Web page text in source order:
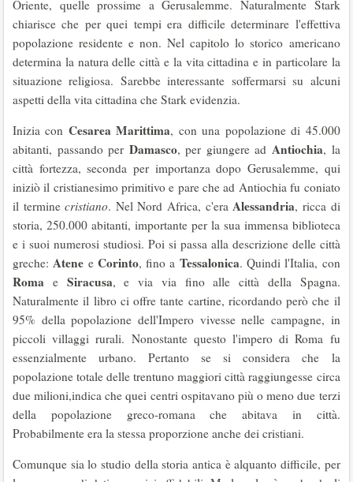
Oriente, quelle prossime a Gerusalemme. Naturalmente Stark
chiarisce che per quei tempi era difficile determinare l'effettiva
popolazione residente e non. Nel capitolo lo storico americano
determina la natura delle città e la vita cittadina e in particolare la
situazione religiosa. Sarebbe interessante soffermarsi su alcuni
aspetti della vita cittadina che Stark evidenzia.
Inizia con Cesarea Marittima, con una popolazione di 45.000
abitanti, passando per Damasco, per giungere ad Antiochia, la
città fortezza, seconda per importanza dopo Gerusalemme, qui
iniziò il cristianesimo primitivo e pare che ad Antiochia fu coniato
il terminecristiano. Nel Nord Africa, c'eraAlessandria, ricca di
storia, 250.000 abitanti, importante per la sua immensa biblioteca
e i suoi numerosi studiosi. Poi si passa alla descrizione delle città
greche: Atene e Corinto, fino a Tessalonica. Quindi l'Italia, con
Roma e Siracusa, e via via fino alle città della Spagna.
Naturalmente il libro ci offre tante cartine, ricordando però che il
95% della popolazione dell'Impero vivesse nelle campagne, in
piccoli villaggi rurali. Nonostante questo l'impero di Roma fu
essenzialmente urbano. Pertanto se si considera che la
popolazione totale delle trentuno maggiori città raggiungesse circa
due milioni,indica che quei centri ospitavano più o meno due terzi
della popolazione greco-romana che abitava in città.
Probabilmente era la stessa proporzione anche dei cristiani.
Comunque sia lo studio della storia antica è alquanto difficile, per